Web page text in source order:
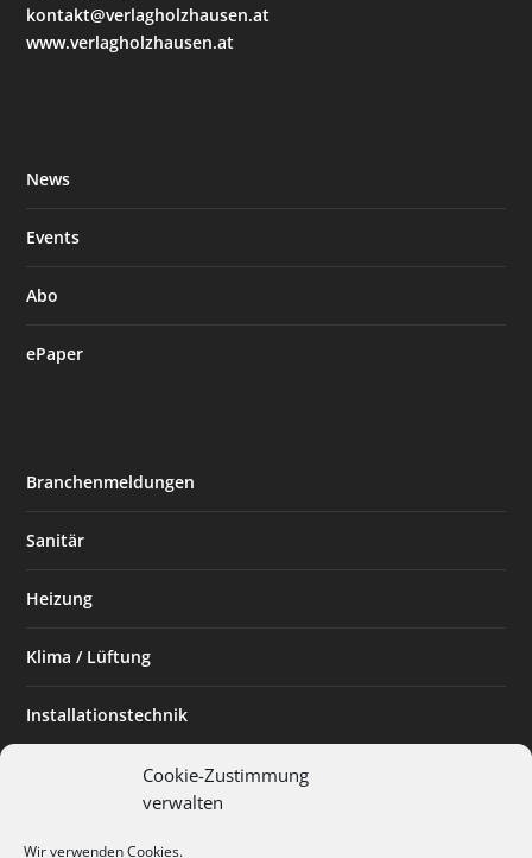
Cookie-Zustimmung
verwalten
Wir verwenden Cookies.
kontakt@verlagholzhausen.at
www.verlagholzhausen.at
News
Events
Abo
ePaper
Branchenmeldungen
Sanitär
Heizung
Klima / Lüftung
Installationstechnik
Planen & Bauen